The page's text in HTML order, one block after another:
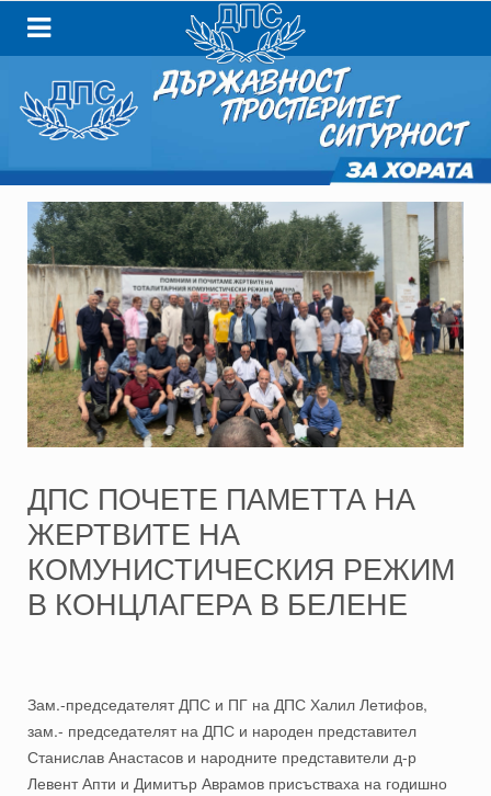
ДПС ПОЧЕТЕ ПАМЕТТА НА
ЖЕРТВИТЕ НА
КОМУНИСТИЧЕСКИЯ РЕЖИМ
В КОНЦЛАГЕРА В БЕЛЕНЕ
Зам.-председателят ДПС и ПГ на ДПС Халил Летифов,
зам.- председателят на ДПС и народен представител
Станислав Анастасов и народните представители д-р
Левент Апти и Димитър Аврамов присъстваха на годишно